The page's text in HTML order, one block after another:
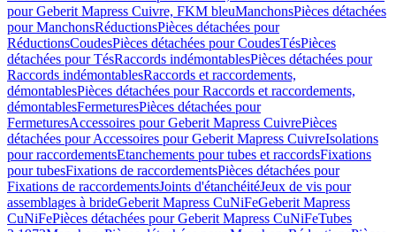
pour Geberit Mapress Cuivre, FKM bleuManchonsPièces détachées
pour ManchonsRéductionsPièces détachées pour
RéductionsCoudesPièces détachées pour CoudesTésPièces
détachées pour TésRaccords indémontablesPièces détachées pour
Raccords indémontablesRaccords et raccordements,
démontablesPièces détachées pour Raccords et raccordements,
démontablesFermeturesPièces détachées pour
FermeturesAccessoires pour Geberit Mapress CuivrePièces
détachées pour Accessoires pour Geberit Mapress CuivreIsolations
pour raccordementsEtanchements pour tubes et raccordsFixations
pour tubesFixations de raccordementsPièces détachées pour
Fixations de raccordementsJoints d'étanchéitéJeux de vis pour
assemblages à brideGeberit Mapress CuNiFeGeberit Mapress
CuNiFePièces détachées pour Geberit Mapress CuNiFeTubes